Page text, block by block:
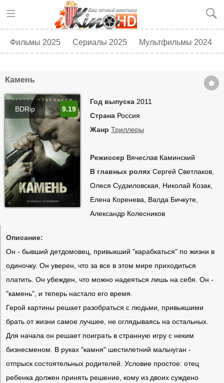
Фильмы 2025 Сериалы 2025 Мультфильмы 2024
Камень
BDRip
Год выпуска 2011
Страна Россия
Жанр Триллеры
Режиссер Вячеслав Каминский
В главных ролях Сергей Светлаков,
Олеся Судзиловская, Николай Козак,
Елена Коренева, Валда Бичкуте,
Александр Колесников
9.19
Описание:
Он - бывший детдомовец, привыкший "карабкаться" по жизни в
одиночку. Он уверен, что за все в этом мире приходиться
платить. Он убежден, что можно надеяться лишь на себя. Он -
"камень", и теперь настало его время.
Герой картины решает разобраться с людьми, привыкшими
брать от жизни самое лучшее, не оглядываясь на остальных.
Для начала он решает поиграть в странную игру с неким
бизнесменом. В руках "камня" шестилетний мальчуган -
отпрыск состоятельных родителей. Условие простое: отец
ребенка должен принять решение, кому из двоих суждено